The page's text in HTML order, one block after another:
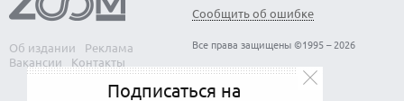
Об издании
Реклама
Вакансии
Контакты
Сообщить об ошибке
Все права защищены ©1995 – 2026
Подписаться на